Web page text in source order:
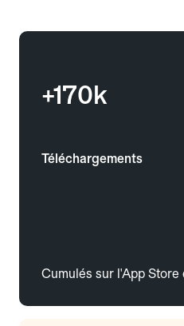
+170k
Téléchargements
Cumulés sur l'App Store